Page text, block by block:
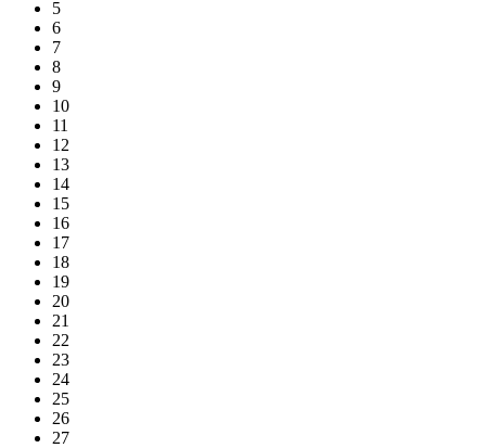
5
6
7
8
9
10
11
12
13
14
15
16
17
18
19
20
21
22
23
24
25
26
27